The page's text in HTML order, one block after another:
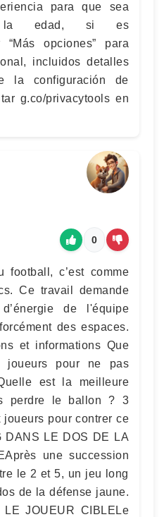
para que sea
la edad, si es
“Más opciones” para
incluidos detalles
la configuración de
g.co/privacytools en
0
c’est comme
Ce travail demande
de l'équipe
des espaces.
et informations Que
joueurs pour ne pas
est la meilleure
perdre le ballon ? 3
pour contrer ce
DANS LE DOS DE LA
une succession
le 2 et 5, un jeu long
de la défense jaune.
JOUEUR CIBLELe